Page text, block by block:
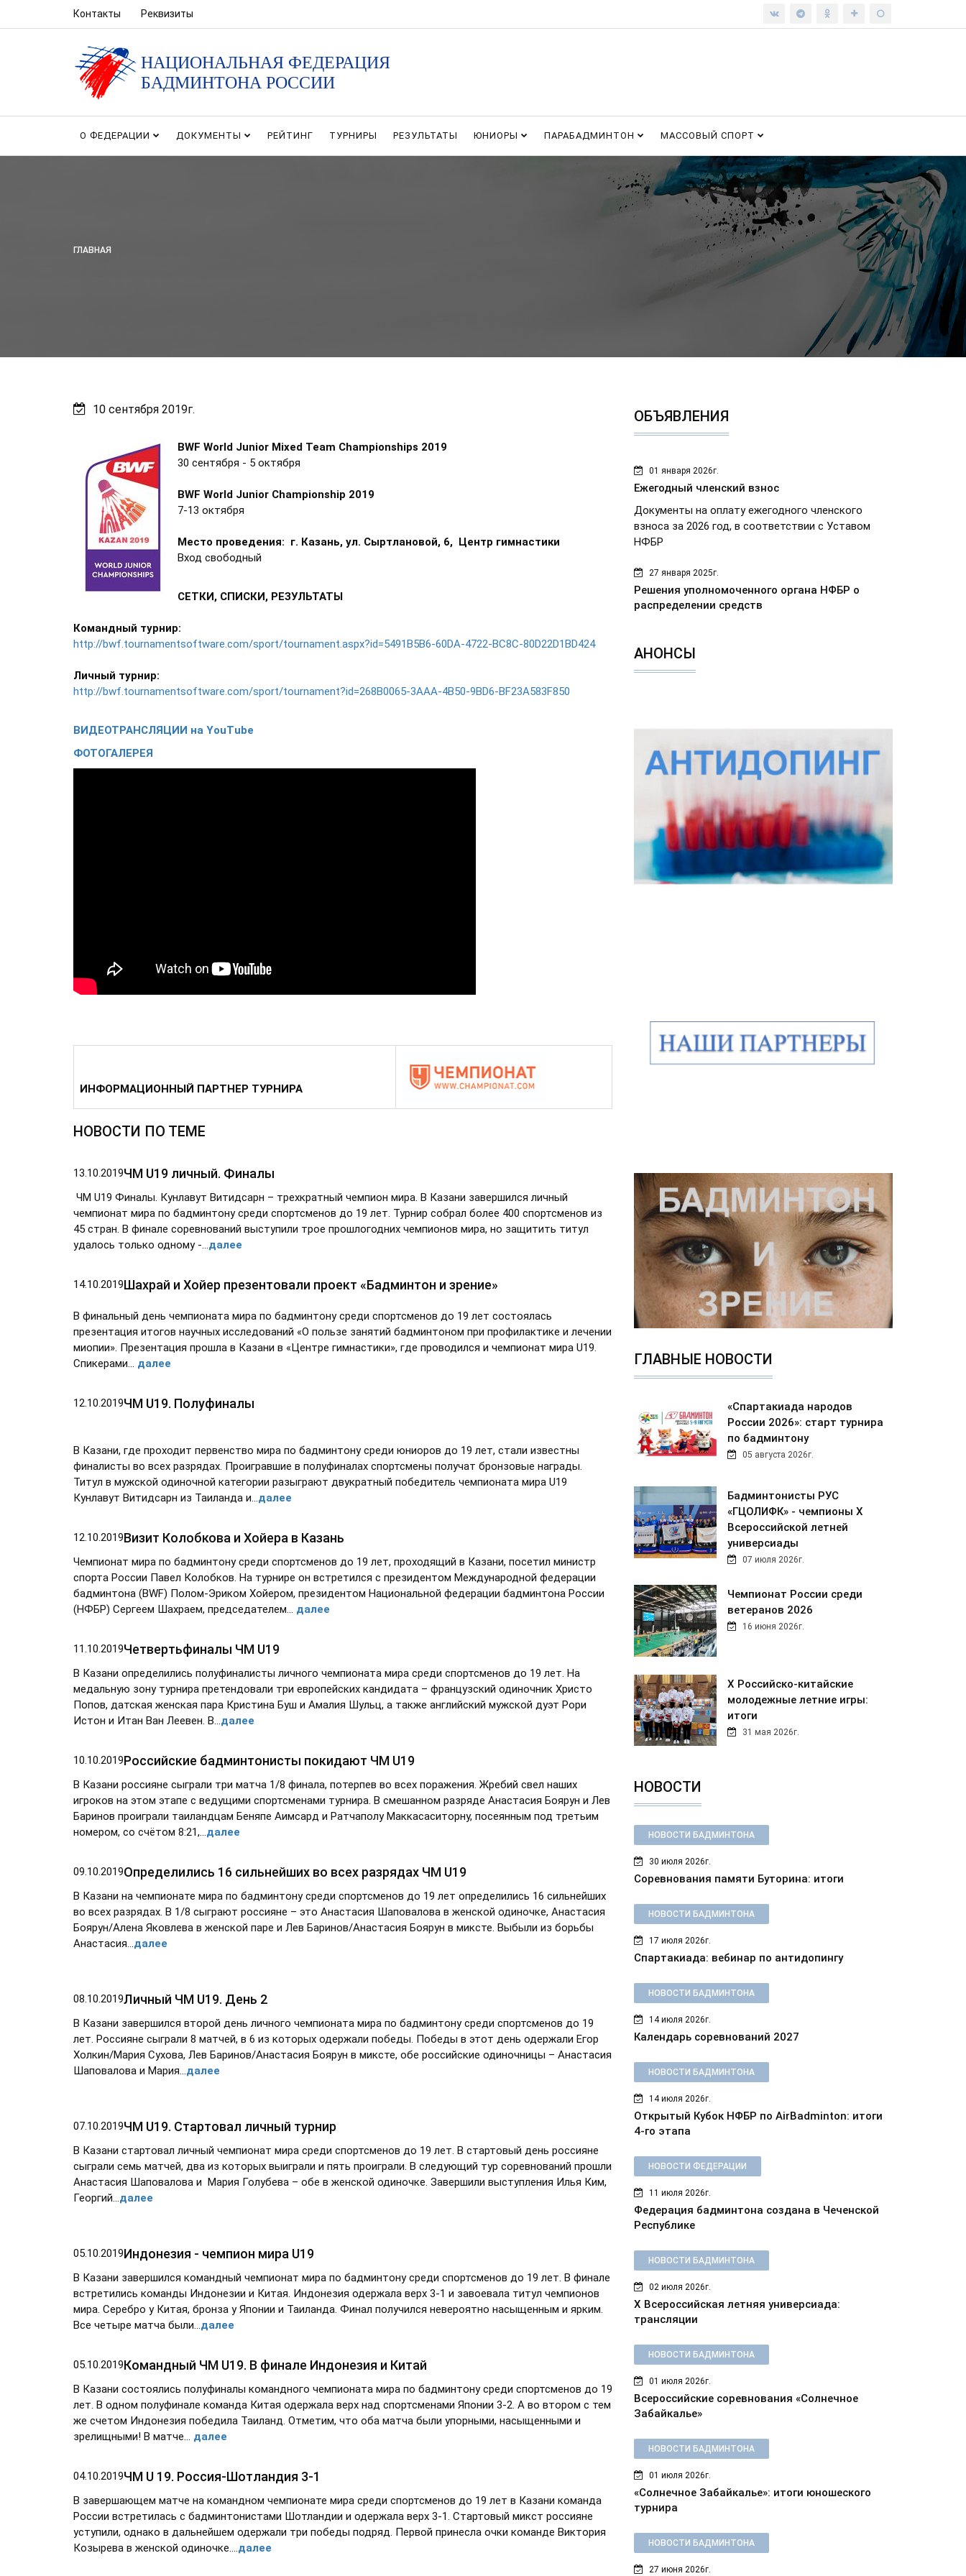
Контакты Реквизиты
НАЦИОНАЛЬНАЯ ФЕДЕРАЦИЯ
БАДМИНТОНА РОССИИ
О ФЕДЕРАЦИИ ДОКУМЕНТЫ РЕЙТИНГ ТУРНИРЫ РЕЗУЛЬТАТЫ ЮНИОРЫ ПАРАБАДМИНТОН МАССОВЫЙ СПОРТ
ГЛАВНАЯ
10 сентября 2019г.
BWF World Junior Mixed Team Championships 2019
30 сентября - 5 октября
BWF World Junior Championship 2019
7-13 октября
Место проведения: г. Казань, ул. Сыртлановой, 6, Центр гимнастики
Вход свободный
СЕТКИ, СПИСКИ, РЕЗУЛЬТАТЫ
Командный турнир:
http://bwf.tournamentsoftware.com/sport/tournament.aspx?id=5491B5B6-60DA-4722-BC8C-80D22D1BD424
Личный турнир:
http://bwf.tournamentsoftware.com/sport/tournament?id=268B0065-3AAA-4B50-9BD6-BF23A583F850
ВИДЕОТРАНСЛЯЦИИ на YouTube
ФОТОГАЛЕРЕЯ
ИНФОРМАЦИОННЫЙ ПАРТНЕР ТУРНИРА
НОВОСТИ ПО ТЕМЕ
13.10.2019ЧМ U19 личный. Финалы
ЧМ U19 Финалы. Кунлавут Витидсарн – трехкратный чемпион мира. В Казани завершился личный
чемпионат мира по бадминтону среди спортсменов до 19 лет. Турнир собрал более 400 спортсменов из
45 стран. В финале соревнований выступили трое прошлогодних чемпионов мира, но защитить титул
удалось только одному -...далее
14.10.2019Шахрай и Хойер презентовали проект «Бадминтон и зрение»
В финальный день чемпионата мира по бадминтону среди спортсменов до 19 лет состоялась
презентация итогов научных исследований «О пользе занятий бадминтоном при профилактике и лечении
миопии». Презентация прошла в Казани в «Центре гимнастики», где проводился и чемпионат мира U19.
Спикерами… далее
12.10.2019ЧМ U19. Полуфиналы
В Казани, где проходит первенство мира по бадминтону среди юниоров до 19 лет, стали известны
финалисты во всех разрядах. Проигравшие в полуфиналах спортсмены получат бронзовые награды.
Титул в мужской одиночной категории разыграют двукратный победитель чемпионата мира U19
Кунлавут Витидсарн из Таиланда и...далее
12.10.2019Визит Колобкова и Хойера в Казань
Чемпионат мира по бадминтону среди спортсменов до 19 лет, проходящий в Казани, посетил министр
спорта России Павел Колобков. На турнире он встретился с президентом Международной федерации
бадминтона (BWF) Полом-Эриком Хойером, президентом Национальной федерации бадминтона России
(НФБР) Сергеем Шахраем, председателем... далее
11.10.2019Четвертьфиналы ЧМ U19
В Казани определились полуфиналисты личного чемпионата мира среди спортсменов до 19 лет. На
медальную зону турнира претендовали три европейских кандидата – французский одиночник Христо
Попов, датская женская пара Кристина Буш и Амалия Шульц, а также английский мужской дуэт Рори
Истон и Итан Ван Леевен. В...далее
10.10.2019Российские бадминтонисты покидают ЧМ U19
В Казани россияне сыграли три матча 1/8 финала, потерпев во всех поражения. Жребий свел наших
игроков на этом этапе с ведущими спортсменами турнира. В смешанном разряде Анастасия Боярун и Лев
Баринов проиграли таиландцам Беняпе Аимсард и Ратчаполу Маккасаситорну, посеянным под третьим
номером, со счётом 8:21,...далее
09.10.2019Определились 16 сильнейших во всех разрядах ЧМ U19
В Казани на чемпионате мира по бадминтону среди спортсменов до 19 лет определились 16 сильнейших
во всех разрядах. В 1/8 сыграют россияне – это Анастасия Шаповалова в женской одиночке, Анастасия
Боярун/Алена Яковлева в женской паре и Лев Баринов/Анастасия Боярун в миксте. Выбыли из борьбы
Анастасия...далее
08.10.2019Личный ЧМ U19. День 2
В Казани завершился второй день личного чемпионата мира по бадминтону среди спортсменов до 19
лет. Россияне сыграли 8 матчей, в 6 из которых одержали победы. Победы в этот день одержали Егор
Холкин/Мария Сухова, Лев Баринов/Анастасия Боярун в миксте, обе российские одиночницы – Анастасия
Шаповалова и Мария...далее
07.10.2019ЧМ U19. Стартовал личный турнир
В Казани стартовал личный чемпионат мира среди спортсменов до 19 лет. В стартовый день россияне
сыграли семь матчей, два из которых выиграли и пять проиграли. В следующий тур соревнований прошли
Анастасия Шаповалова и Мария Голубева – обе в женской одиночке. Завершили выступления Илья Ким,
Георгий...далее
05.10.2019Индонезия - чемпион мира U19
В Казани завершился командный чемпионат мира по бадминтону среди спортсменов до 19 лет. В финале
встретились команды Индонезии и Китая. Индонезия одержала верх 3-1 и завоевала титул чемпионов
мира. Серебро у Китая, бронза у Японии и Таиланда. Финал получился невероятно насыщенным и ярким.
Все четыре матча были...далее
05.10.2019Командный ЧМ U19. В финале Индонезия и Китай
В Казани состоялись полуфиналы командного чемпионата мира по бадминтону среди спортсменов до 19
лет. В одном полуфинале команда Китая одержала верх над спортсменами Японии 3-2. А во втором с тем
же счетом Индонезия победила Таиланд. Отметим, что оба матча были упорными, насыщенными и
зрелищными! В матче... далее
04.10.2019ЧМ U 19. Россия-Шотландия 3-1
В завершающем матче на командном чемпионате мира среди спортсменов до 19 лет в Казани команда
России встретилась с бадминтонистами Шотландии и одержала верх 3-1. Стартовый микст россияне
уступили, однако в дальнейшем одержали три победы подряд. Первой принесла очки команде Виктория
Козырева в женской одиночке….далее
ОБЪЯВЛЕНИЯ
01 января 2026г.
Ежегодный членский взнос
Документы на оплату ежегодного членского
взноса за 2026 год, в соответствии с Уставом
НФБР
27 января 2025г.
Решения уполномоченного органа НФБР о
распределении средств
АНОНСЫ
ГЛАВНЫЕ НОВОСТИ
«Спартакиада народов
России 2026»: старт турнира
по бадминтону
05 августа 2026г.
Бадминтонисты РУС
«ГЦОЛИФК» - чемпионы Х
Всероссийской летней
универсиады
07 июля 2026г.
Чемпионат России среди
ветеранов 2026
16 июня 2026г.
Х Российско-китайские
молодежные летние игры:
итоги
31 мая 2026г.
НОВОСТИ
НОВОСТИ БАДМИНТОНА
30 июля 2026г.
Соревнования памяти Буторина: итоги
НОВОСТИ БАДМИНТОНА
17 июля 2026г.
Спартакиада: вебинар по антидопингу
НОВОСТИ БАДМИНТОНА
14 июля 2026г.
Календарь соревнований 2027
НОВОСТИ БАДМИНТОНА
14 июля 2026г.
Открытый Кубок НФБР по AirBadminton: итоги
4-го этапа
НОВОСТИ ФЕДЕРАЦИИ
11 июля 2026г.
Федерация бадминтона создана в Чеченской
Республике
НОВОСТИ БАДМИНТОНА
02 июля 2026г.
X Всероссийская летняя универсиада:
трансляции
НОВОСТИ БАДМИНТОНА
01 июля 2026г.
Всероссийские соревнования «Солнечное
Забайкалье»
НОВОСТИ БАДМИНТОНА
01 июля 2026г.
«Солнечное Забайкалье»: итоги юношеского
турнира
НОВОСТИ БАДМИНТОНА
27 июня 2026г.